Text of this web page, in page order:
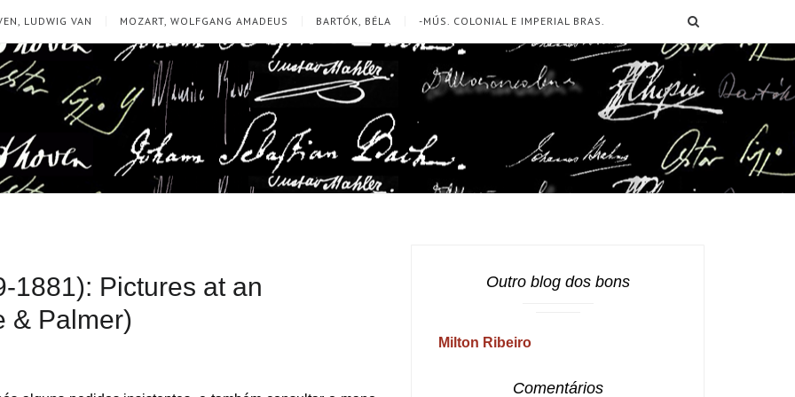
LUDWIG VAN MOZART, WOLFGANG AMADEUS BARTÓK, BÉLA -MÚS. COLONIAL E IMPERIAL BRAS.
1881): Pictures at an
& Palmer)
Outro blog dos bons
Milton Ribeiro
Comentários